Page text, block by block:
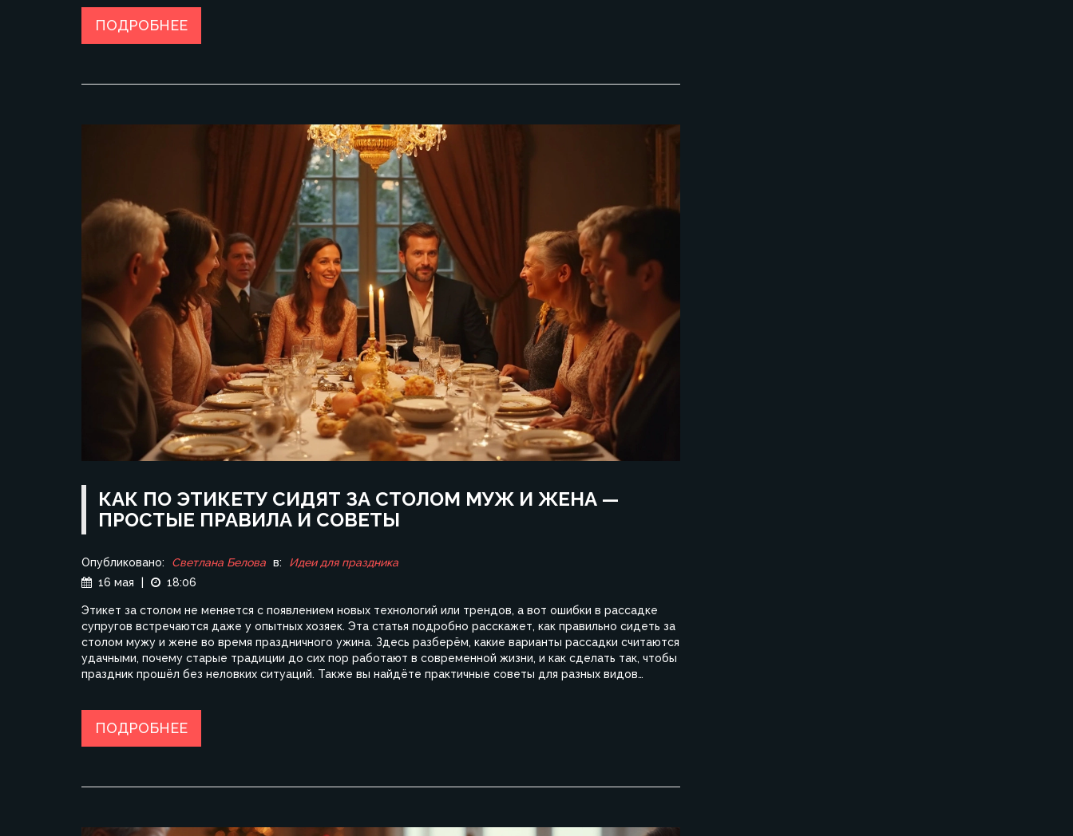
ПОДРОБНЕЕ
КАК ПО ЭТИКЕТУ СИДЯТ ЗА СТОЛОМ МУЖ И ЖЕНА —
ПРОСТЫЕ ПРАВИЛА И СОВЕТЫ
Опубликовано: Светлана Белова в:
Идеи для праздника
16 мая
18:06
Этикет за столом не меняется с появлением новых технологий или трендов, а вот ошибки в рассадке
супругов встречаются даже у опытных хозяек. Эта статья подробно расскажет, как правильно сидеть за
столом мужу и жене во время праздничного ужина. Здесь разберём, какие варианты рассадки считаются
удачными, почему старые традиции до сих пор работают в современной жизни, и как сделать так, чтобы
праздник прошёл без неловких ситуаций. Также вы найдёте практичные советы для разных видов
ПОДРОБНЕЕ